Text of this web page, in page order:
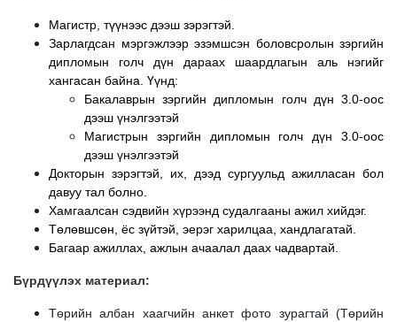
Магистр, түүнээс дээш зэрэгтэй.
Зарлагдсан мэргэжлээр эзэмшсэн боловсролын зэргийн
дипломын голч дүн дараах шаардлагын аль нэгийг
хангасан байна. Үүнд:
Бакалаврын зэргийн дипломын голч дүн 3.0-оос
дээш үнэлгээтэй
Магистрын зэргийн дипломын голч дүн 3.0-оос
дээш үнэлгээтэй
Докторын зэрэгтэй, их, дээд сургуульд ажилласан бол
давуу тал болно.
Хамгаалсан сэдвийн хүрээнд судалгааны ажил хийдэг.
Төлөвшсөн, ёс зүйтэй, эерэг харилцаа, хандлагатай.
Багаар ажиллах, ажлын ачаалал даах чадвартай.
Бүрдүүлэх материал:
Төрийн албан хаагчийн анкет фото зурагтай (Төрийн